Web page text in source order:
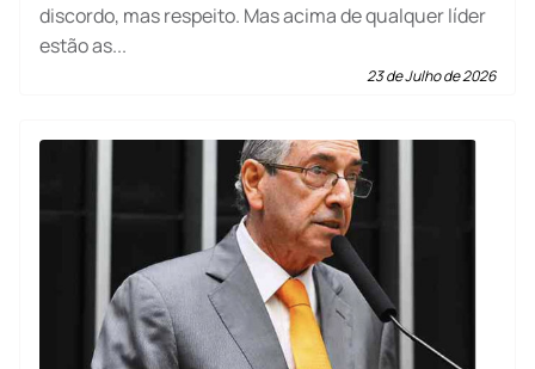
discordo, mas respeito. Mas acima de qualquer líder
estão as...
23 de Julho de 2026